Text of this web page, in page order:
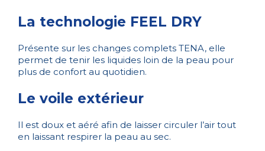
La technologie FEEL DRY
Présente sur les changes complets TENA, elle
permet de tenir les liquides loin de la peau pour
plus de confort au quotidien.
Le voile extérieur
Il est doux et aéré afin de laisser circuler l’air tout
en laissant respirer la peau au sec.